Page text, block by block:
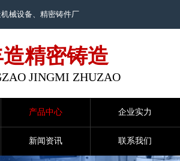
械设备、精密铸件厂
精密铸造
JINGMI ZHUZAO
产品中心 企业实力
新闻资讯 联系我们